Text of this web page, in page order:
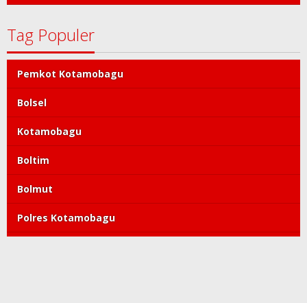
Tag Populer
Pemkot Kotamobagu
Bolsel
Kotamobagu
Boltim
Bolmut
Polres Kotamobagu